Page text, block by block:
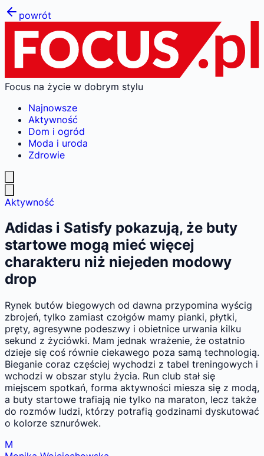
powrót
Focus na życie w dobrym stylu
Najnowsze
Aktywność
Dom i ogród
Moda i uroda
Zdrowie
Aktywność
Adidas i Satisfy pokazują, że buty
startowe mogą mieć więcej
charakteru niż niejeden modowy
drop
Rynek butów biegowych od dawna przypomina wyścig
zbrojeń, tylko zamiast czołgów mamy pianki, płytki,
pręty, agresywne podeszwy i obietnice urwania kilku
sekund z życiówki. Mam jednak wrażenie, że ostatnio
dzieje się coś równie ciekawego poza samą technologią.
Bieganie coraz częściej wychodzi z tabel treningowych i
wchodzi w obszar stylu życia. Run club stał się
miejscem spotkań, forma aktywności miesza się z modą,
a buty startowe trafiają nie tylko na maraton, lecz także
do rozmów ludzi, którzy potrafią godzinami dyskutować
o kolorze sznurówek.
M